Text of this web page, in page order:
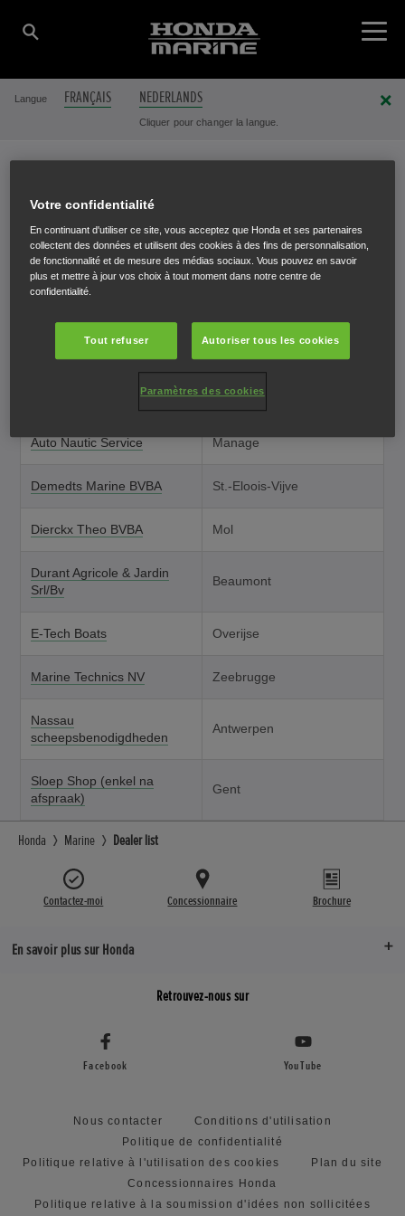
Langue FRANÇAIS NEDERLANDS
Cliquer pour changer la langue.
CONCESSIONNAIRES HONDA
Aqua Power Technics BV
Aqualift Yachting BV Nieuwpoort
Auto Nautic Service Manage
Demedts Marine BVBA St.-Eloois-Vijve
Dierckx Theo BVBA Mol
Durant Agricole & Jardin
Srl/Bv
Beaumont
E-Tech Boats Overijse
Marine Technics NV Zeebrugge
Nassau
scheepsbenodigdheden
Antwerpen
Sloep Shop (enkel na
afspraak)
Gent
Honda Marine Dealer list
Contactez-moi Concessionnaire Brochure
En savoir plus sur Honda
Retrouvez-nous sur
Facebook YouTube
Nous contacter
Conditions d'utilisation
Politique de confidentialité
Politique relative à l'utilisation des cookies
Plan du site
Concessionnaires Honda
Politique relative à la soumission d'idées non sollicitées
Votre confidentialité
En continuant d'utiliser ce site, vous acceptez que Honda et ses partenaires
collectent des données et utilisent des cookies à des fins de personnalisation,
de fonctionnalité et de mesure des médias sociaux. Vous pouvez en savoir
plus et mettre à jour vos choix à tout moment dans notre centre de
confidentialité.
Tout refuser Autoriser tous les cookies
Paramètres des cookies